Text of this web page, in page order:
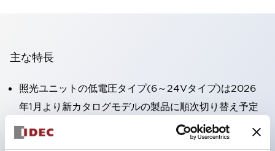
主な特長
照光ユニットの低電圧タイプ(6～24Vタイプ)は2026
年1月より新カタログモデルの製品に順次切り替え予定
高電圧タイプのLED球が搭載可能になり、ダイレクト
タイプの定格使用電圧が最大240Vまで対応可能になり